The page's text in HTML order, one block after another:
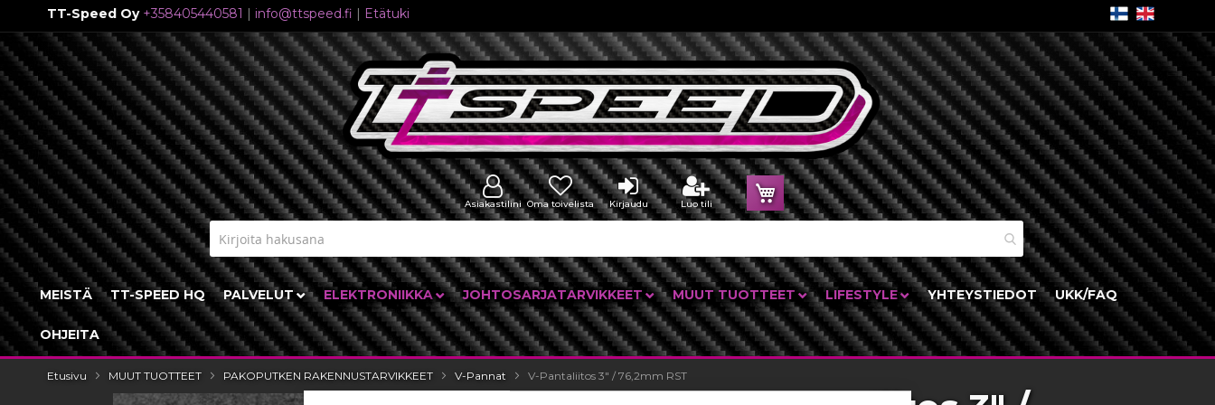
TT-Speed Oy +358405440581 | info@ttspeed.fi | Etätuki
Skip
to
Content
Ostoskori
Asiakastilini Oma toivelista Kirjaudu Luo tili
MEISTÄ TT-SPEED HQ PALVELUT ELEKTRONIIKKA JOHTOSARJATARVIKKEET MUUT TUOTTEET LIFESTYLE YHTEYSTIEDOT UKK/FAQ
OHJEITA
Etusivu MUUT TUOTTEET PAKOPUTKEN RAKENNUSTARVIKKEET V-Pannat V-Pantaliitos 3" / 76,2mm RST